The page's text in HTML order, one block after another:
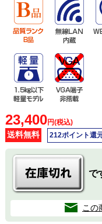
23,400円(税込)
送料無料 212ポイント還
で
この